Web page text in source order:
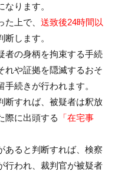
ります。
上で、 送致後24時間以
します。
者の身柄を拘束する手続
れや証拠を隠滅するおそ
続きが行われます。
断すれば、被疑者は釈放
際に出頭する
「在宅事
あると判断すれば、検察
行われ、裁判官が被疑者